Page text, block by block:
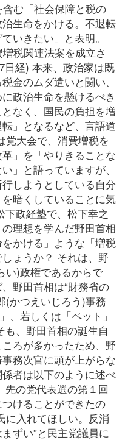
む「社会保障と税の
生命をかける。不退転
いきたい」と表明。
税関連法案を成立さ
日経) 本来、政治家は既
金のムダ遣いと闘い、
政治生命を懸けるべき
なく、国民の負担を増
」となるなど、言語道
党大会で、消費増税を
」を「やりきることな
」と語っていますが、
しようとしている自分
暗くしていることに気
政経塾で、松下幸之
理想を学んだ野田首相
かける」ような「増税
ょうか？ それは、野
い)政権であるからで
野田首相は“財務省の
(かつえいじろう)事務
、若しくは「ペット」
、野田首相の誕生自
ろが多かったため、野
務次官に頭が上がらな
者は以下のように述べ
の党代表選の第１回
けることができたの
に入れてほしい。反消
ずい”と民主党議員に